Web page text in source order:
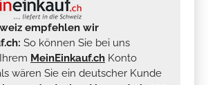
empfehlen wir
So können Sie bei uns
MeinEinkauf.ch Konto
wären Sie ein deutscher Kunde